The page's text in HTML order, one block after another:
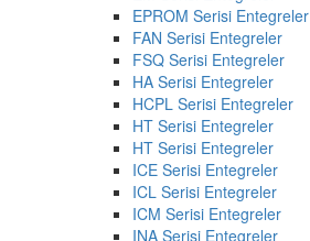
EPROM Serisi Entegreler
FAN Serisi Entegreler
FSQ Serisi Entegreler
HA Serisi Entegreler
HCPL Serisi Entegreler
HT Serisi Entegreler
HT Serisi Entegreler
ICE Serisi Entegreler
ICL Serisi Entegreler
ICM Serisi Entegreler
INA Serisi Entegreler